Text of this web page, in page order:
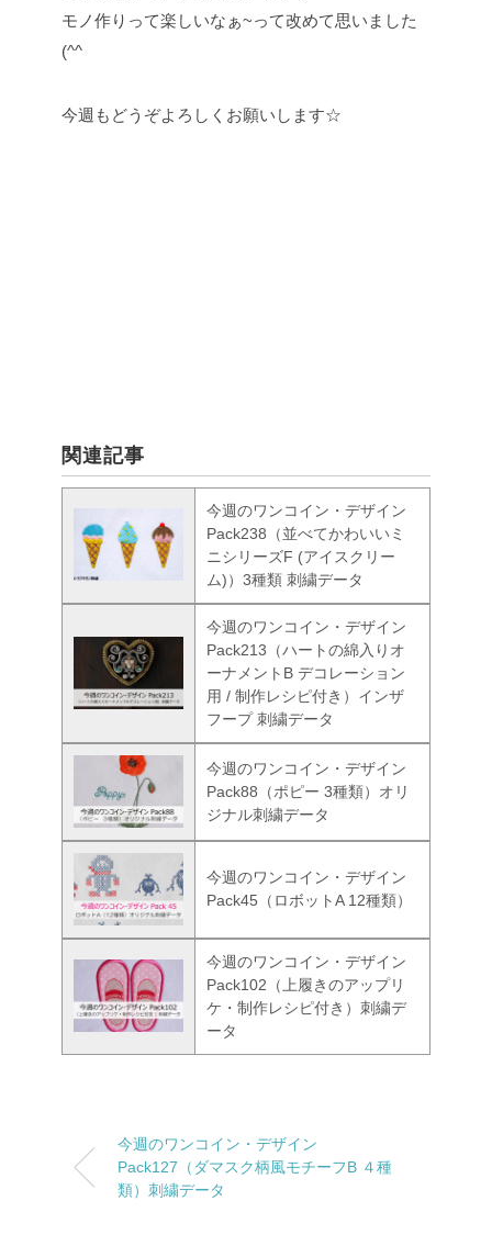
モノ作りって楽しいなぁ~って改めて思いました
(^^
今週もどうぞよろしくお願いします☆
関連記事
今週のワンコイン・デザイン
Pack238（並べてかわいいミ
ニシリーズF (アイスクリー
ム)）3種類 刺繍データ
今週のワンコイン・デザイン
Pack213（ハートの綿入りオ
ーナメントB デコレーション
用 / 制作レシピ付き）インザ
フープ 刺繍データ
今週のワンコイン・デザイン
Pack88（ポピー 3種類）オリ
ジナル刺繍データ
今週のワンコイン・デザイン
Pack45（ロボットA 12種類）
今週のワンコイン・デザイン
Pack102（上履きのアップリ
ケ・制作レシピ付き）刺繍デ
ータ
今週のワンコイン・デザイン
Pack127（ダマスク柄風モチーフB ４種
類）刺繍データ